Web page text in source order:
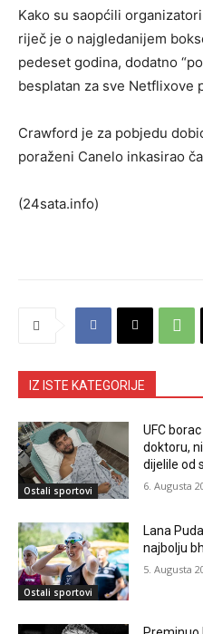
Kako su saopćili
riječ je o najgledanijem
pedeset godina, dodatno
besplatan za sve Netflixove
Crawford je za pobjedu
poraženi Canelo inkasirao
(24sata.info)
IZ ISTE KATEGORIJE
Ostali sportovi
UFC
doktoru,
dijelile od
6. Augusta
Ostali sportovi
Lana
najbolju
5. Augusta